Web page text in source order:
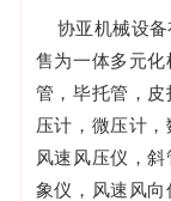
协亚机械设备
售为一体多元
管，毕托管，
压计，微压计
风速风压仪，
象仪，风速风